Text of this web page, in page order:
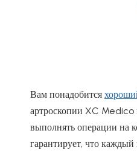
Вам понадобится
артроскопии XC Medico
выполнять операции на
гарантирует, что